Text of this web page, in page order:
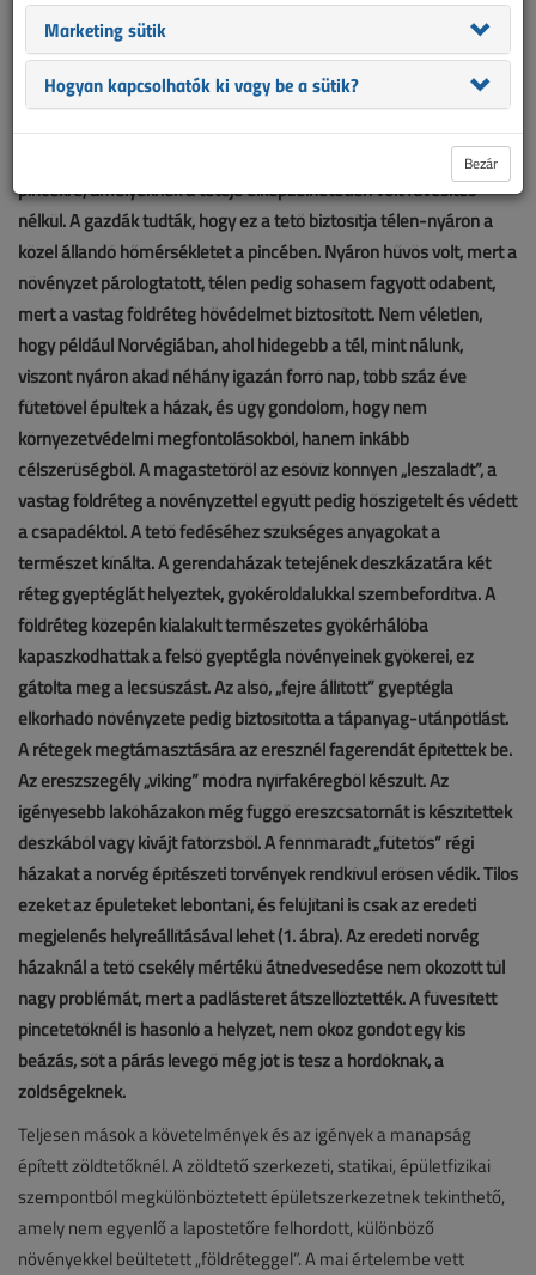
megfelelni. Egyre gyakrabban felmerülő igény az épületek lapos
tetején eddig csupaszon heverő holt területek növényekkel való
fedése, azaz többfunkciós zöldtető kialakítása, amely komplex
feladat megoldása közel sem olyan egyszerű. A növényzettel
telepített tető nem új dolog, gondoljunk csak a földbe vágott
pincékre, amelyeknek a teteje elképzelhetetlen volt füvesítés
nélkül. A gazdák tudták, hogy ez a tető biztosítja télen-nyáron a
közel állandó hőmérsékletet a pincében. Nyáron hűvös volt, mert a
növényzet párologtatott, télen pedig sohasem fagyott odabent,
mert a vastag földréteg hővédelmet biztosított. Nem véletlen,
hogy például Norvégiában, ahol hidegebb a tél, mint nálunk,
viszont nyáron akad néhány igazán forró nap, több száz éve
fűtetővel épültek a házak, és úgy gondolom, hogy nem
környezetvédelmi megfontolásokból, hanem inkább
célszerűségből. A magastetőről az esővíz könnyen „leszaladt”, a
vastag földréteg a növényzettel együtt pedig hőszigetelt és védett
a csapadéktól. A tető fedéséhez szükséges anyagokat a
természet kínálta. A gerendaházak tetejének deszkázatára két
réteg gyeptéglát helyeztek, gyökéroldalukkal szembefordítva. A
földréteg közepén kialakult természetes gyökérhálóba
kapaszkodhattak a felső gyeptégla növényeinek gyökerei, ez
gátolta meg a lecsúszást. Az alsó, „fejre állított” gyeptégla
elkorhadó növényzete pedig biztosította a tápanyag-utánpótlást.
A rétegek megtámasztására az eresznél fagerendát építettek be.
Az ereszszegély „viking” módra nyírfakéregből készült. Az
igényesebb lakóházakon még függő ereszcsatornát is készítettek
deszkából vagy kivájt fatörzsből. A fennmaradt „fűtetős” régi
házakat a norvég építészeti törvények rendkívül erősen védik. Tilos
ezeket az épületeket lebontani, és felújítani is csak az eredeti
megjelenés helyreállításával lehet (1. ábra). Az eredeti norvég
házaknál a tető csekély mértékű átnedvesedése nem okozott túl
nagy problémát, mert a padlásteret átszellőztették. A füvesített
pincetetőknél is hasonló a helyzet, nem okoz gondot egy kis
beázás, sőt a párás levegő még jót is tesz a hordóknak, a
zöldségeknek.
Teljesen mások a követelmények és az igények a manapság
épített zöldtetőknél. A zöldtető szerkezeti, statikai, épületfizikai
szempontból megkülönböztetett épületszerkezetnek tekinthető,
amely nem egyenlő a lapostetőre felhordott, különböző
növényekkel beültetett „földréteggel”. A mai értelembe vett
Marketing sütik
Hogyan kapcsolhatók ki vagy be a sütik?
Bezár